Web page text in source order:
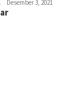
Desember 3, 2021